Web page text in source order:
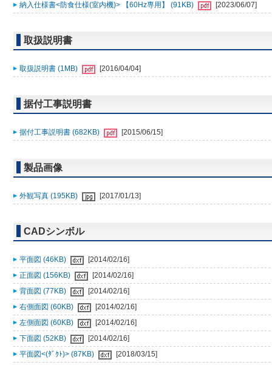
納入仕様書<防食仕様(室内機)> 【60Hz専用】 (91KB)
[2023/06/07]
取扱説明書
取扱説明書 (1MB) [2016/04/04]
据付工事説明書
据付工事説明書 (682KB) [2015/06/15]
製品画像
外観写真 (195KB) [2017/01/13]
CADシンボル
平面図 (46KB)
[2014/02/16]
正面図 (156KB)
[2014/02/16]
背面図 (77KB)
[2014/02/16]
右側面図 (60KB)
[2014/02/16]
左側面図 (60KB)
[2014/02/16]
下面図 (52KB)
[2014/02/16]
平面図<(ﾀﾞｸﾄ)> (87KB)
[2018/03/15]